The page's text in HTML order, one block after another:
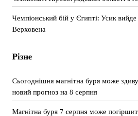
Чемпіонський бій у Єгипті: Усик вийде
Верховена
Різне
Сьогоднішня магнітна буря може
новий прогноз на 8 серпня
Магнітна буря 7 серпня може